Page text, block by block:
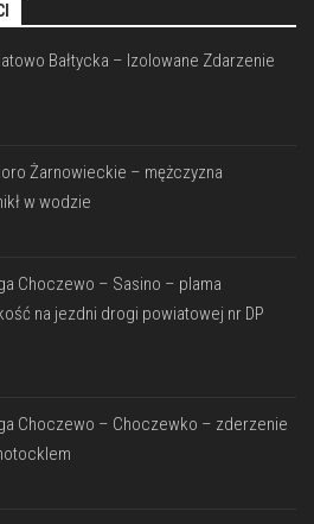
Bałtycka – Izolowane Zdarzenie
Żarnowieckie – mężczyzna
w wodzie
Choczewo – Sasino – plama
na jezdni drogi powiatowej nr DP
Choczewo – Choczewko – zderzenie